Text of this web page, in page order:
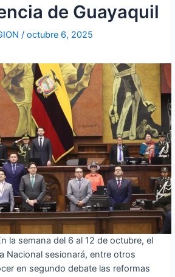
de Guayaquil
/octubre 6, 2025
la semana del 6 al 12 de octubre, el
Nacional sesionará, entre otros
en segundo debate las reformas